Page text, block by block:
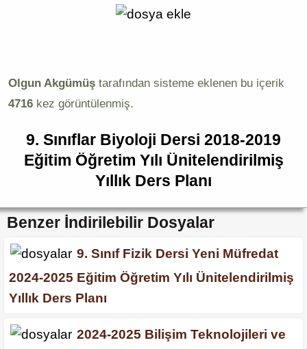
Olgun Akgümüş tarafından sisteme eklenen bu içerik
4716 kez görüntülenmiş.
9. Sınıflar Biyoloji Dersi 2018-2019
Eğitim Öğretim Yılı Ünitelendirilmiş
Yıllık Ders Planı
Benzer İndirilebilir Dosyalar
9. Sınıf Fizik Dersi Yeni Müfredat
2024-2025 Eğitim Öğretim Yılı Ünitelendirilmiş
Yıllık Ders Planı
2024-2025 Bilişim Teknolojileri ve